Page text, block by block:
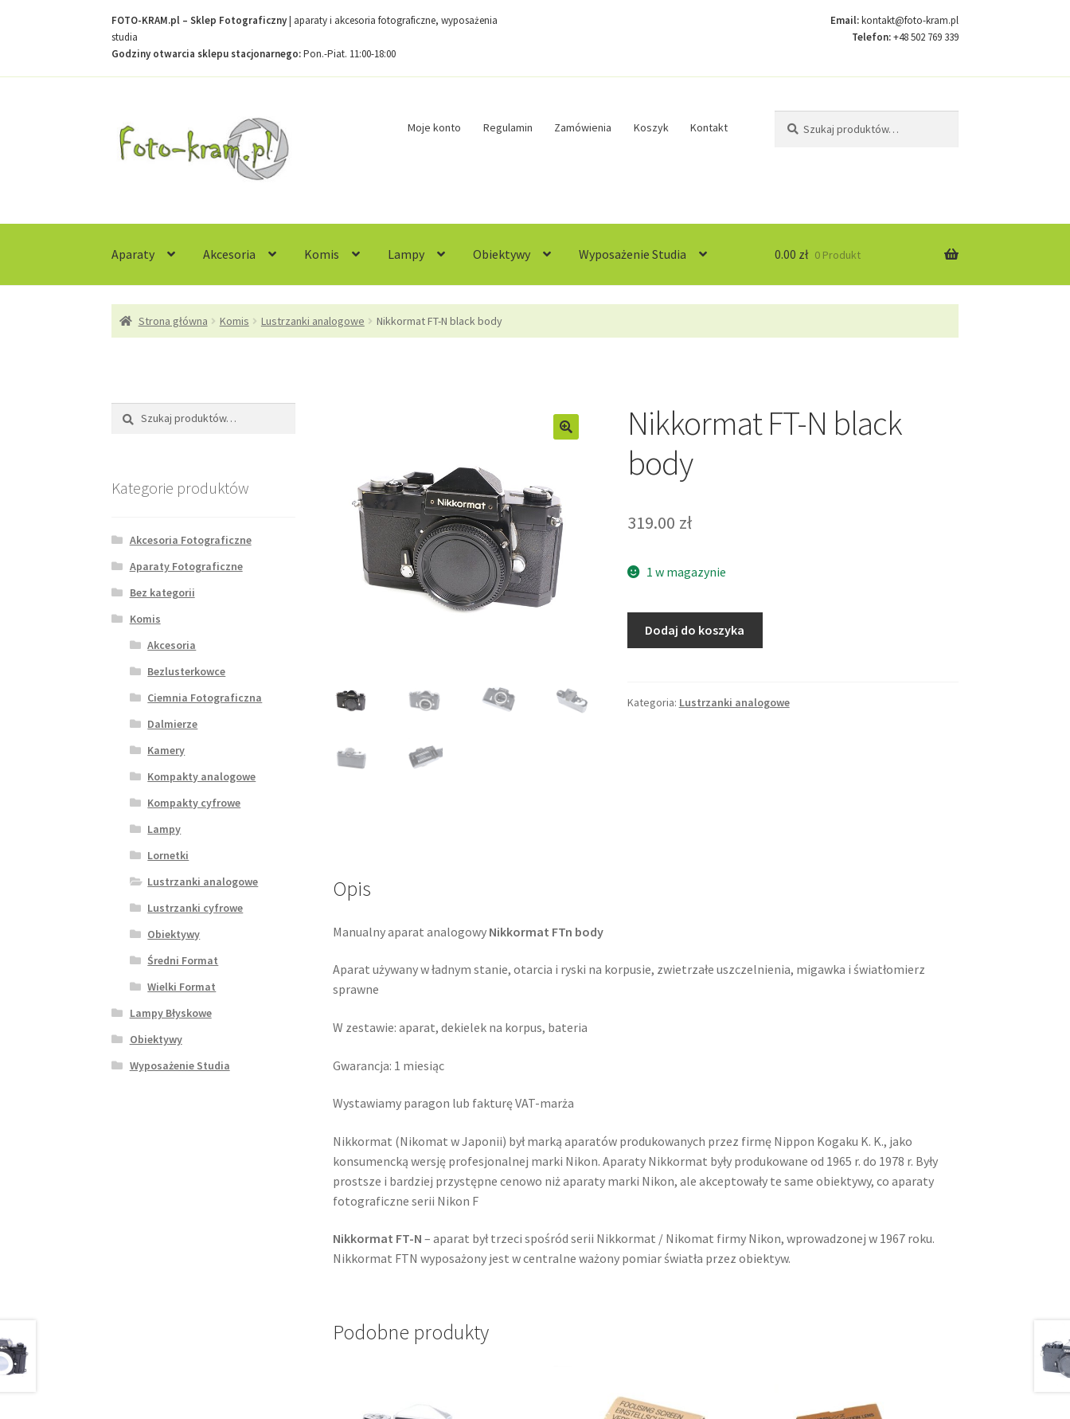
FOTO-KRAM.pl – Sklep Fotograficzny| aparaty i akcesoria fotograficzne, wyposażenia
studia
Godziny otwarcia sklepu stacjonarnego:Pon.-Piat. 11:00-18:00
Email:kontakt@foto-kram.pl
Telefon:+48 502 769 339
do
nawigacji
do
treści
Moje konto Regulamin Zamówienia Koszyk Kontakt
Aparaty Akcesoria Komis Lampy Obiektywy Wyposażenie Studia
Strona głównaKontaktKoszykMoje kontoRegulaminSample PageSklepZamówienia
0.00 zł 0 Produkt
Strona główna Komis Lustrzanki analogowe Nikkormat FT-N black body
Nikkormat FT-N black
body
319.00 zł
1 w magazynie
Nikkormat
black
Dodaj do koszyka
Kategoria: Lustrzanki analogowe
Opis
Manualny aparat analogowy Nikkormat FTn body
Aparat używany w ładnym stanie, otarcia i ryski na korpusie, zwietrzałe uszczelnienia, migawka i światłomierz
sprawne
W zestawie: aparat, dekielek na korpus, bateria
Gwarancja: 1 miesiąc
Wystawiamy paragon lub fakturę VAT-marża
Nikkormat (Nikomat w Japonii) był marką aparatów produkowanych przez firmę Nippon Kogaku K. K., jako
konsumencką wersję profesjonalnej marki Nikon. Aparaty Nikkormat były produkowane od 1965 r. do 1978 r. Były
prostsze i bardziej przystępne cenowo niż aparaty marki Nikon, ale akceptowały te same obiektywy, co aparaty
fotograficzne serii Nikon F
Nikkormat FT-N – aparat był trzeci spośród serii Nikkormat / Nikomat firmy Nikon, wprowadzonej w 1967 roku.
Nikkormat FTN wyposażony jest w centralne ważony pomiar światła przez obiektyw.
Podobne produkty
Szukaj:
Szukaj
Kategorie produktów
Akcesoria Fotograficzne
Aparaty Fotograficzne
Bez kategorii
Komis
Akcesoria
Bezlusterkowce
Ciemnia Fotograficzna
Dalmierze
Kamery
Kompakty analogowe
Kompakty cyfrowe
Lampy
Lornetki
Lustrzanki analogowe
Lustrzanki cyfrowe
Obiektywy
Średni Format
Wielki Format
Lampy Błyskowe
Obiektywy
Wyposażenie Studia